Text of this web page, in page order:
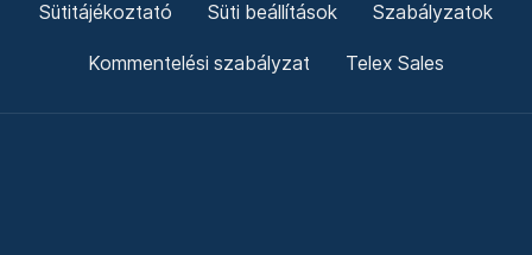
Sütitájékoztató Süti beállítások Szabályzatok
Kommentelési szabályzat Telex Sales